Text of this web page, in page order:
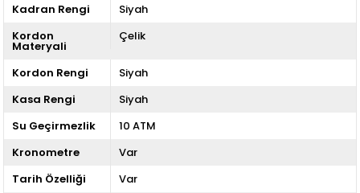
Kadran Rengi
Siyah
Kordon
Materyali
Çelik
Kordon Rengi
Siyah
Kasa Rengi
Siyah
Su Geçirmezlik
10 ATM
Kronometre
Var
Tarih Özelliği
Var